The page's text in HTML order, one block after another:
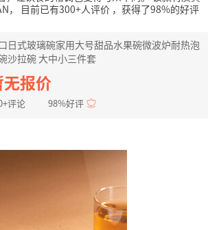
，
目前已有300+人评价 ，获得了98%的好评
日式玻璃碗家用大号甜品水果碗微波炉耐热泡
沙拉碗 大中小三件套
无报价
评论 98%好评